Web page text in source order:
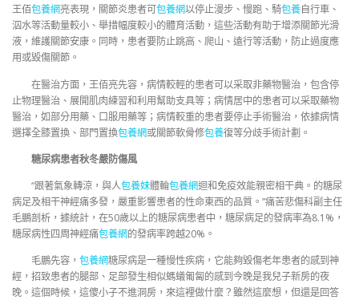
王佰包養網亮表現，關節炎患者可包養網以停止漫步、慢跑、騎包養自行車、
泅水等活動量較小、舉措幅度較小的體育活動，這些活動有助于增添關節光滑
液，維護關節安康。同時，患者要防止跳高、爬山、遠行等活動，防止過度應
用或毀傷關節。
在醫治方面，王佰亮先容，病情較輕的患者可以采取非藥物醫治，包含停
止物理醫治、展開肌肉練習和利用幫助支具等；病情居中的患者可以采取藥物
醫治，如部分用藥、口服用藥等；病情較重的患者要停止手術醫治，依據病情
選擇全膝置換、部門置換包養網或關節軟骨修包養復等分歧手術計劃。
糖尿病患者秋冬嚴防傷風
“跟著氣象轉涼，與人包養妹體輪包養網迴和免疫效能親密相干典。的糖尿
病足及相干神經痛多發，嚴重影響患者的性命東西的品質。”痛苦悲傷科副主任
毛鵬剖析，據統計，在50歲以上的糖尿病患者中，糖尿病足的發病率為8.1%，
糖尿病性四周神經痛包養網的發病率跨越20%。
毛鵬先容， 包養網糖尿病是一種慢性疾病，它能夠毀傷老年患者的感到神
經，招致患者的腿部、足部發生相似螞蟻匍匐的感到今晚是我兒子新房的夜
晚。這個時候，這傻小子不進洞房，來這裡做什麼？雖然這麼想，但還是回答